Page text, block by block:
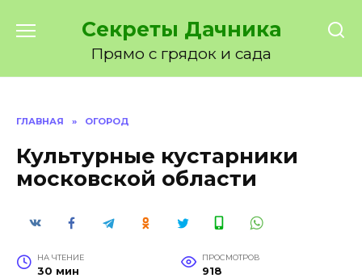
Секреты Дачника
Прямо с грядок и сада
ГЛАВНАЯ » ОГОРОД
Культурные кустарники
московской области
НА ЧТЕНИЕ
30 мин
ПРОСМОТРОВ
918